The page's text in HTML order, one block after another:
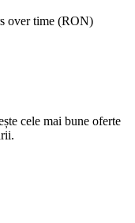
over time (RON)
cele mai bune oferte